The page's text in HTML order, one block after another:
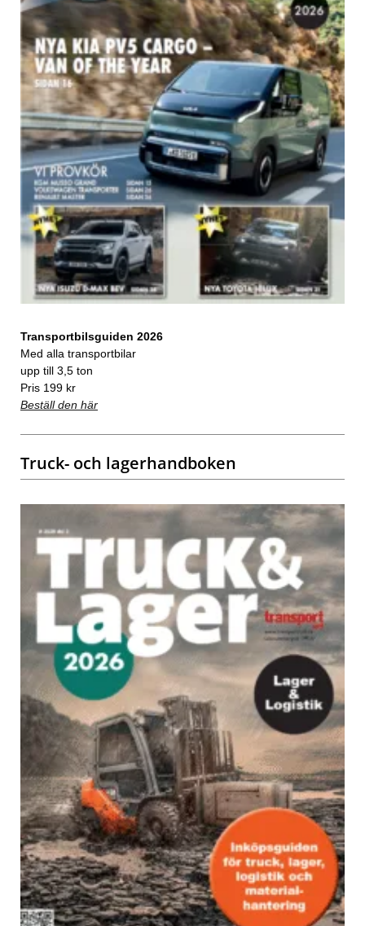
Transportbilsguiden 2026
Med alla transportbilar
upp till 3,5 ton
Pris 199 kr
Beställ den här
Truck- och lagerhandboken